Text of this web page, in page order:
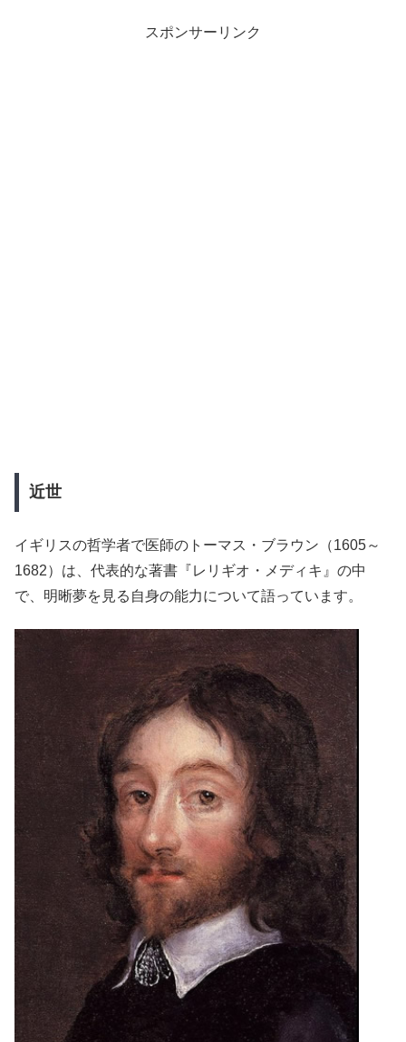
スポンサーリンク
近世
イギリスの哲学者で医師のトーマス・ブラウン（1605～
1682）は、代表的な著書『レリギオ・メディキ』の中
で、明晰夢を見る自身の能力について語っています。